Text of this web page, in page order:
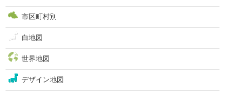
市区町村別
白地図
世界地図
デザイン地図